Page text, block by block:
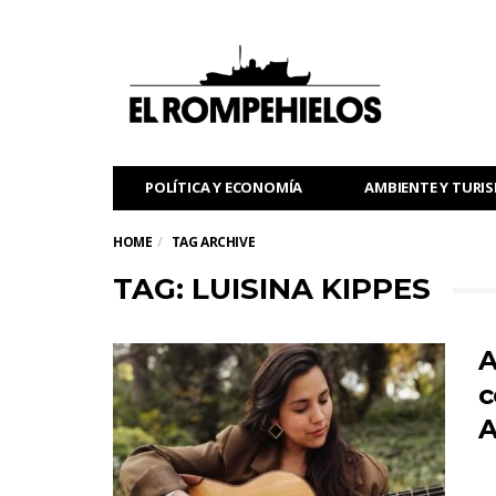
POLÍTICA Y ECONOMÍA AMBIENTE Y
HOME TAG ARCHIVE
TAG: LUISINA KIPPES